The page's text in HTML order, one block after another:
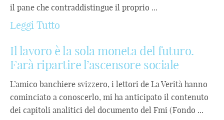
il pane che contraddistingue il proprio ...
Leggi Tutto
Il lavoro è la sola moneta del futuro.
Farà ripartire l’ascensore sociale
L’amico banchiere svizzero, i lettori de La Verità hanno
cominciato a conoscerlo, mi ha anticipato il contenuto
dei capitoli analitici del documento del Fmi (Fondo ...